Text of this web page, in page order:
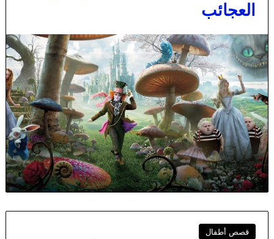
العجائب
قصص أطفال